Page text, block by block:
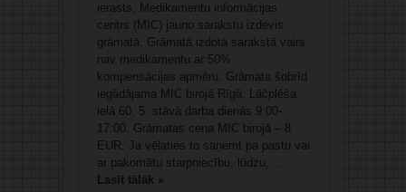
ierasts, Medikamentu informācijas
centrs (MIC) jauno sarakstu izdevis
grāmatā. Grāmatā izdotā sarakstā vairs
nav medikamentu ar 50%
kompensācijas apmēru. Grāmata šobrīd
iegādājama MIC birojā Rīgā, Lāčplēša
ielā 60, 5. stāvā darba dienās 9:00-
17:00. Grāmatas cena MIC birojā – 8
EUR. Ja vēlaties to saņemt pa pastu vai
ar pakomātu starpniecību, lūdzu, ...
Lasīt tālāk »